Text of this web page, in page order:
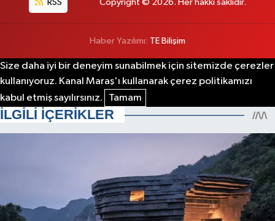
RSS Copyright © 2026. Her hakkı saklıdır.
Haber Yazılımı: TE Bilişim
Size daha iyi bir deneyim sunabilmek için sitemizde çerezler
kullanıyoruz. Kanal Maraş'ı kullanarak çerez politikamızı
kabul etmiş sayılırsınız.
Tamam